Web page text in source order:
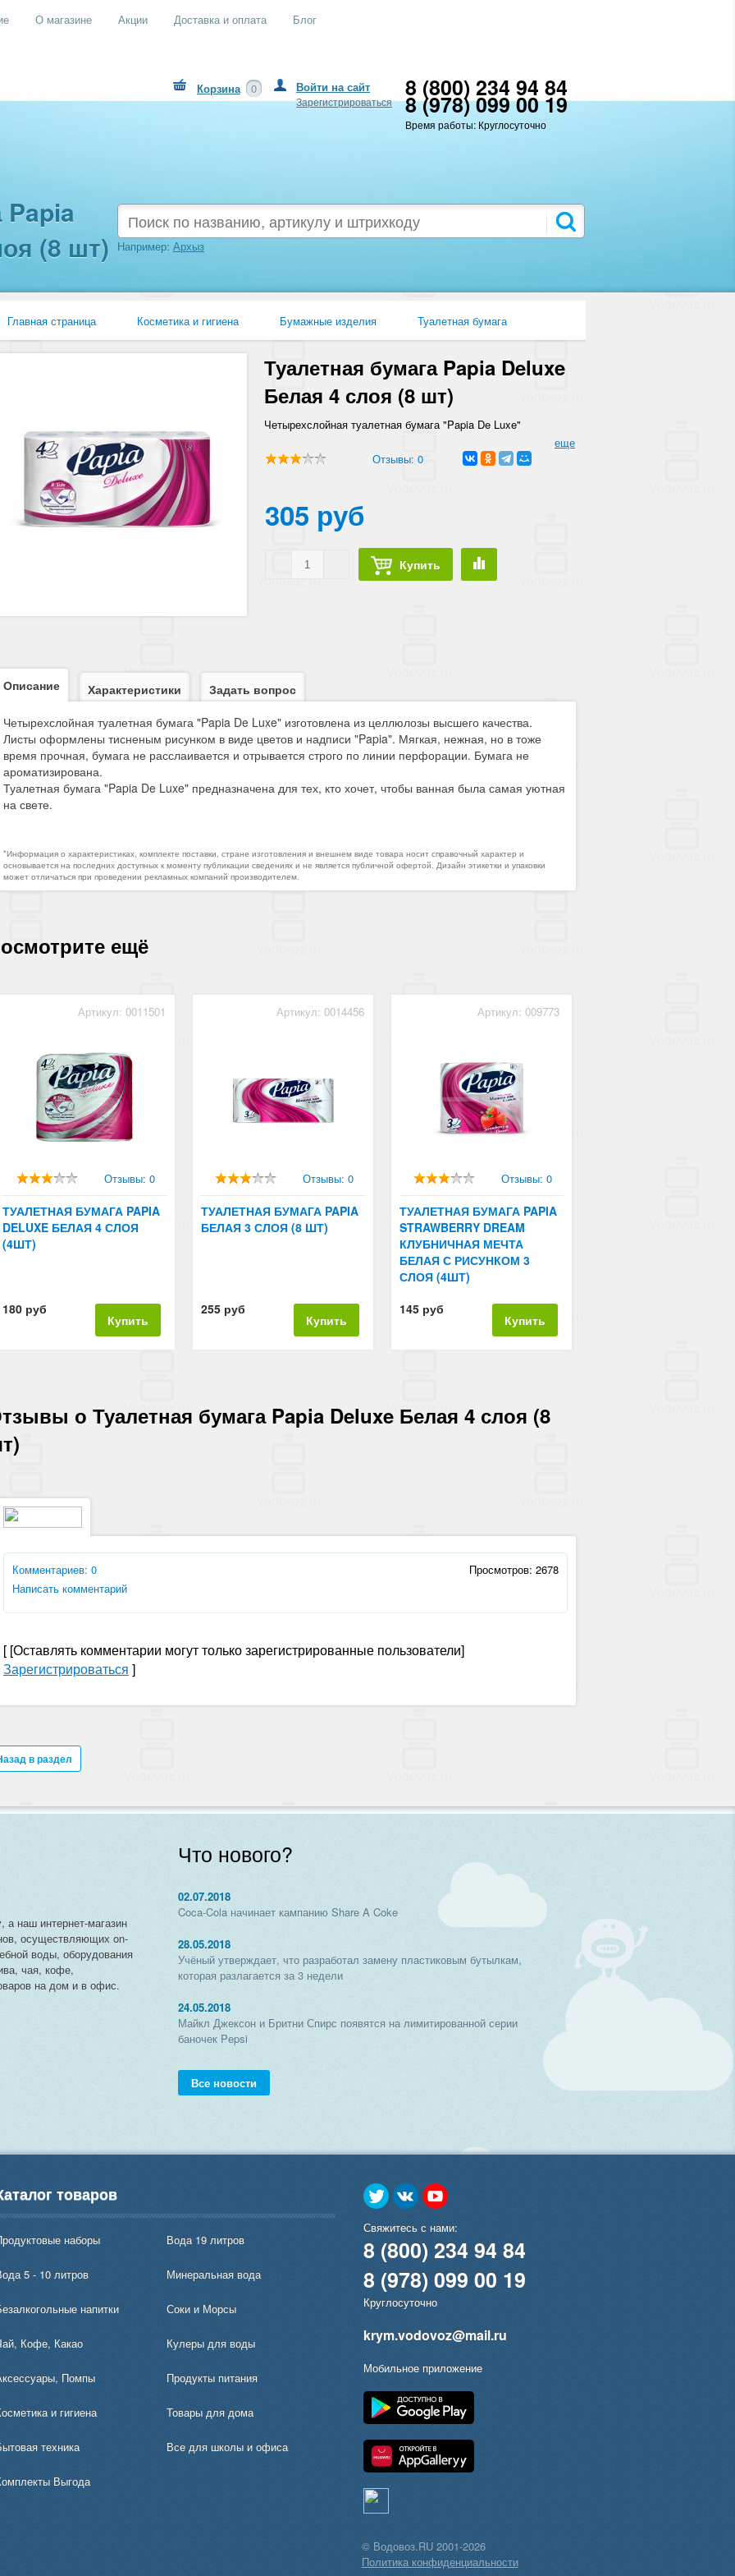
О магазине Акции Доставка и оплата Блог
8 (800) 234 94 84
8 (978) 099 00 19
Время работы: Круглосуточно
Войти на сайт
Зарегистрироваться
Корзина 0
Papia
(8 шт)
Например: Архыз
Главная страница Косметика и гигиена Бумажные изделия Туалетная бумага
Туалетная бумага Papia Deluxe Белая 4 слоя (8 шт)Туалетная бумага Papia Deluxe
Белая 4 слоя (8 шт)
Четырехслойная туалетная бумага "Papia De Luxe"
еще
Отзывы: 0
305 руб
Купить
Описание Характеристики
Задать вопрос
Четырехслойная туалетная бумага "Papia De Luxe" изготовлена из целлюлозы высшего качества.
Листы оформлены тисненым рисунком в виде цветов и надписи "Papia". Мягкая, нежная, но в тоже
время прочная, бумага не расслаивается и отрывается строго по линии перфорации. Бумага не
ароматизирована.
Туалетная бумага "Papia De Luxe" предназначена для тех, кто хочет, чтобы ванная была самая уютная
на свете.
*Информация о характеристиках, комплекте поставки, стране изготовления и внешнем виде товара носит справочный характер и
основывается на последних доступных к моменту публикации сведениях и не является публичной офертой. Дизайн этикетки и упаковки
может отличаться при проведении рекламных компаний производителем.
ещё
Артикул: 0011501
Отзывы: 0
ТУАЛЕТНАЯ БУМАГА PAPIA
DELUXE БЕЛАЯ 4 СЛОЯ
(4ШТ)
180 руб
Купить
Артикул: 0014456
Отзывы: 0
ТУАЛЕТНАЯ БУМАГА PAPIA
БЕЛАЯ 3 СЛОЯ (8 ШТ)
255 руб
Купить
Артикул: 009773
Отзывы: 0
ТУАЛЕТНАЯ БУМАГА PAPIA
STRAWBERRY DREAM
КЛУБНИЧНАЯ МЕЧТА
БЕЛАЯ С РИСУНКОМ 3
СЛОЯ (4ШТ)
145 руб
Купить
о Туалетная бумага Papia Deluxe Белая 4 слоя (8
Комментариев: 0
Просмотров: 2678
Написать комментарий
[ [Оставлять комментарии могут только зарегистрированные пользователи]
Зарегистрироваться ]
в раздел
наш интернет-магазин
осуществляющих on-
воды, оборудования
чая, кофе,
на дом и в офис.
Что нового?
02.07.2018
Coca-Cola начинает кампанию Share A Coke
28.05.2018
Учёный утверждает, что разработал замену пластиковым бутылкам,
которая разлагается за 3 недели
24.05.2018
Майкл Джексон и Бритни Спирс появятся на лимитированной серии
баночек Pepsi
Все новости
товаров
наборы Вода 19 литров
5 - 10 литров Минеральная вода
напитки Соки и Морсы
Кофе, Какао Кулеры для воды
Помпы Продукты питания
и гигиена Товары для дома
техника Все для школы и офиса
Выгода
Свяжитесь с нами:
8 (800) 234 94 84
8 (978) 099 00 19
Круглосуточно
krym.vodovoz@mail.ru
Мобильное приложение
© Водовоз.RU 2001-2026
Политика конфиденциальности